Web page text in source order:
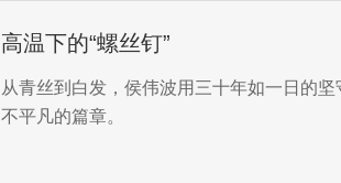
高温下的“螺丝钉”
从青丝到白发，侯伟波用三十年如一日的
不平凡的篇章。